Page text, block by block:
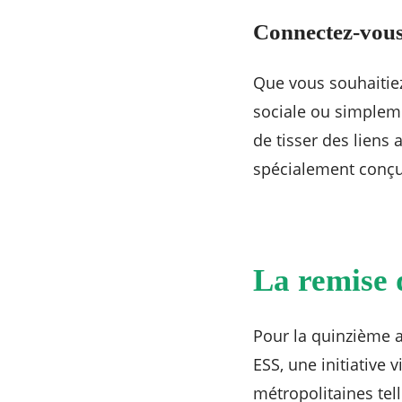
Connectez-
Que vous
sociale ou
de tisser des liens
spécialement
La
Pour la quinzième
ESS, une initiative
métropolitaines